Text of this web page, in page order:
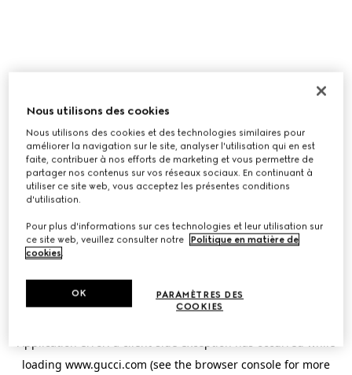
Application error: a client-side exception has occurred while
loading www.gucci.com (see the browser console for more
Nous utilisons des cookies
Nous utilisons des cookies et des technologies similaires pour
améliorer la navigation sur le site, analyser l'utilisation qui en est
faite, contribuer à nos efforts de marketing et vous permettre de
partager nos contenus sur vos réseaux sociaux. En continuant à
utiliser ce site web, vous acceptez les présentes conditions
d'utilisation.
Pour plus d'informations sur ces technologies et leur utilisation sur
ce site web, veuillez consulter notre
Politique en matière de
cookies.
PARAMÈTRES DES
COOKIES
OK